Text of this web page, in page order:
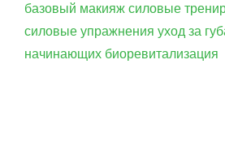
базовый макияж силовые
силовые упражнения уход за
начинающих биоревитализация